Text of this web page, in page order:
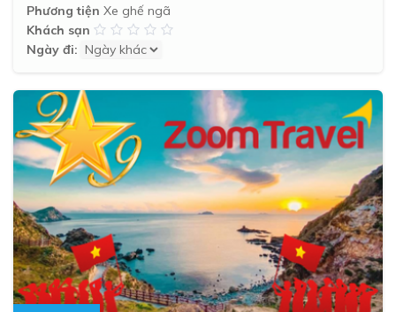
Phương tiện Xe ghế ngã
Khách sạn
Ngày đi: